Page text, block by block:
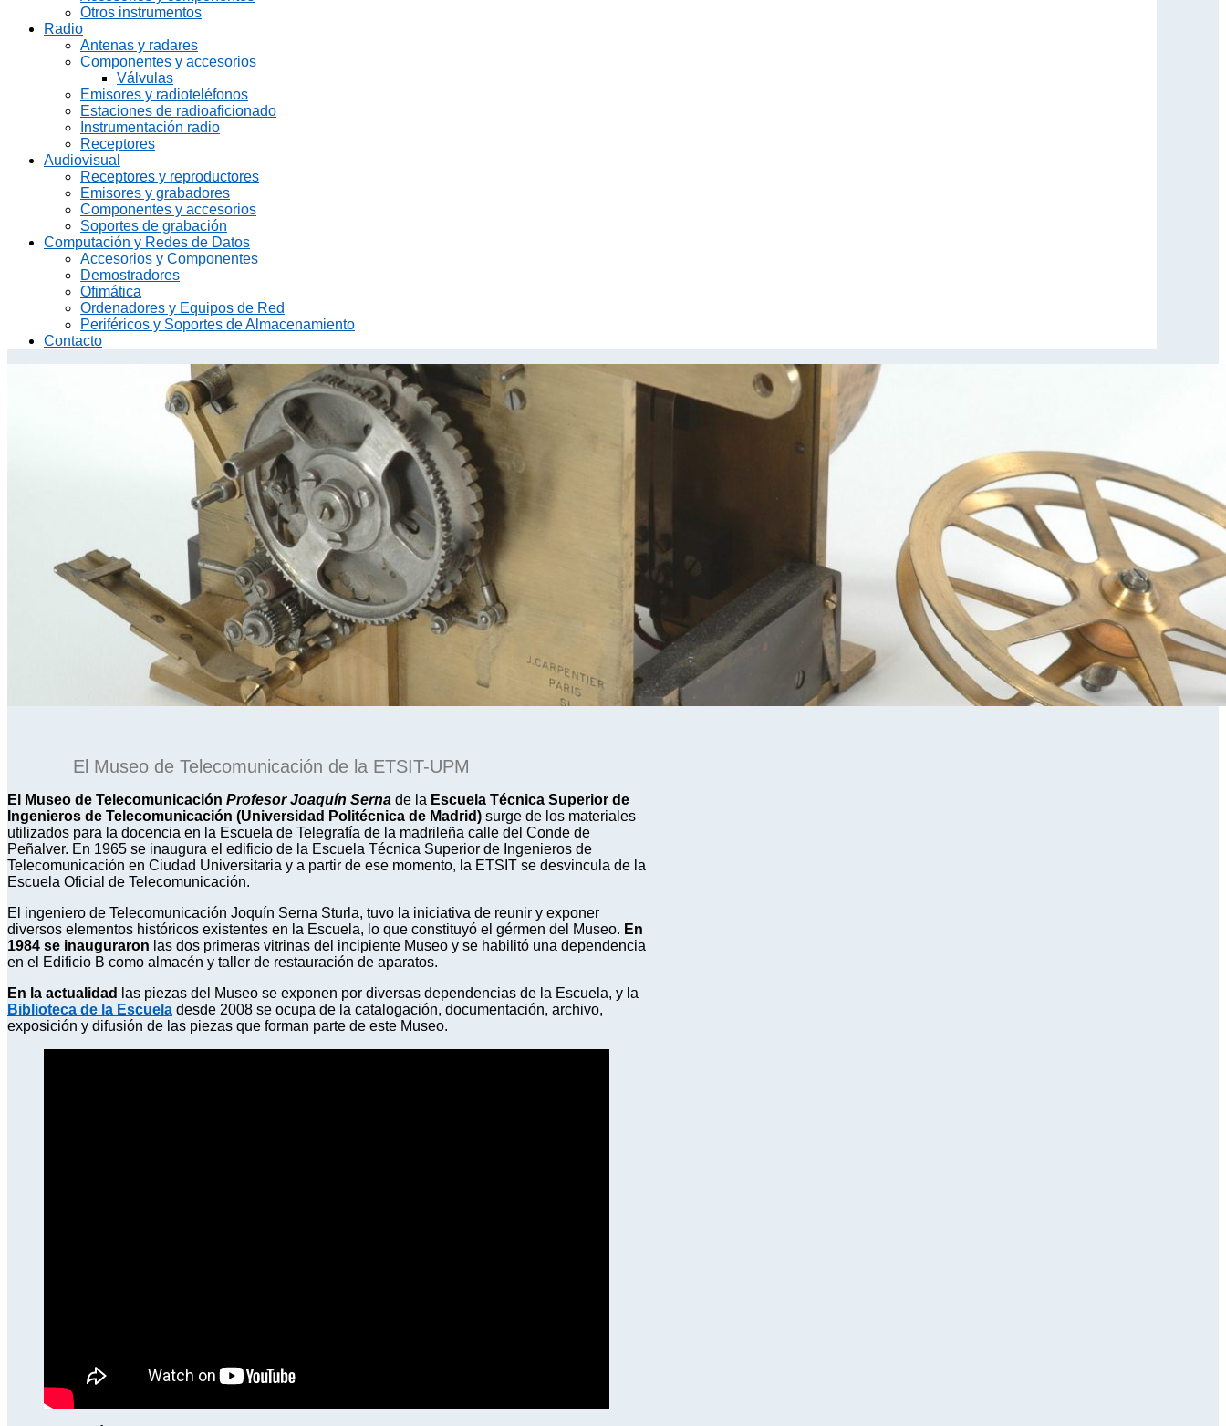
Otros instrumentos
Radio
Antenas y radares
Componentes y accesorios
Válvulas
Emisores y radioteléfonos
Estaciones de radioaficionado
Instrumentación radio
Receptores
Audiovisual
Receptores y reproductores
Emisores y grabadores
Componentes y accesorios
Soportes de grabación
Computación y Redes de Datos
Accesorios y Componentes
Demostradores
Ofimática
Ordenadores y Equipos de Red
Periféricos y Soportes de Almacenamiento
Contacto
El Museo de Telecomunicación de la ETSIT-UPM
El Museo de Telecomunicación Profesor Joaquín Serna de la Escuela Técnica Superior de
Ingenieros de Telecomunicación (Universidad Politécnica de Madrid) surge de los materiales
utilizados para la docencia en la Escuela de Telegrafía de la madrileña calle del Conde de
Peñalver. En 1965 se inaugura el edificio de la Escuela Técnica Superior de Ingenieros de
Telecomunicación en Ciudad Universitaria y a partir de ese momento, la ETSIT se desvincula de la
Escuela Oficial de Telecomunicación.
El ingeniero de Telecomunicación Joquín Serna Sturla, tuvo la iniciativa de reunir y exponer
diversos elementos históricos existentes en la Escuela, lo que constituyó el gérmen del Museo. En
1984 se inauguraron las dos primeras vitrinas del incipiente Museo y se habilitó una dependencia
en el Edificio B como almacén y taller de restauración de aparatos.
En la actualidad
las piezas del Museo se exponen por diversas dependencias de la Escuela, y la
Biblioteca de la Escuela desde 2008 se ocupa de la catalogación, documentación, archivo,
exposición y difusión de las piezas que forman parte de este Museo.